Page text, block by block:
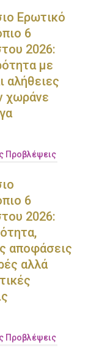
Ερωτικό
6
2026:
με
αλήθειες
χωράνε
Προβλέψεις
6
2026:
αποφάσεις
αλλά
Προβλέψεις